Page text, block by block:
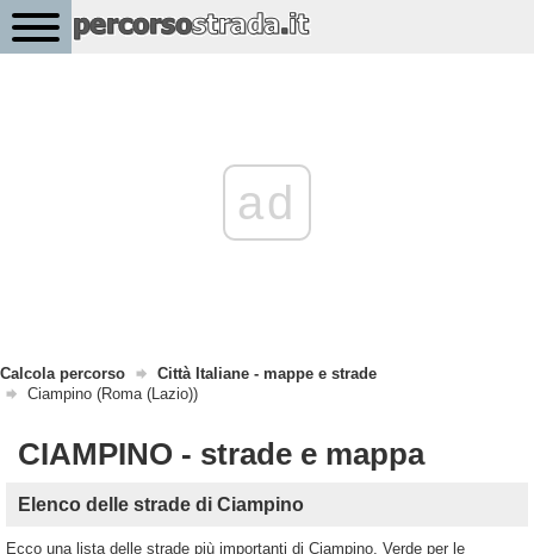
ad
Calcola percorso
Città Italiane - mappe e strade
Ciampino (Roma (Lazio))
CIAMPINO - strade e mappa
Elenco delle strade di Ciampino
Ecco una lista delle strade più importanti di Ciampino. Verde per le